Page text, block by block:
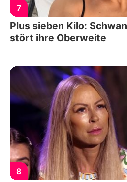
7
Plus sieben Kilo:
stört ihre Oberweite
8